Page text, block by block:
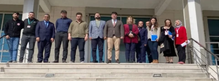
Çanakkale
Çankırı
Çorum
Denizli